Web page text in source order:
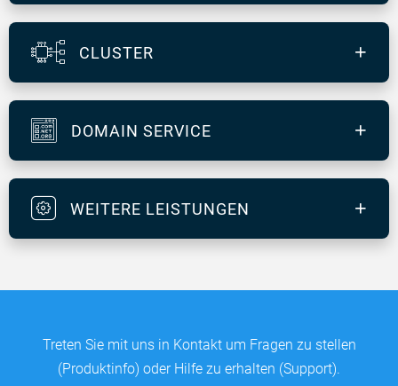
CLUSTER
DOMAIN SERVICE
WEITERE LEISTUNGEN
Treten Sie mit uns in Kontakt um Fragen zu stellen
(Produktinfo) oder Hilfe zu erhalten (Support).